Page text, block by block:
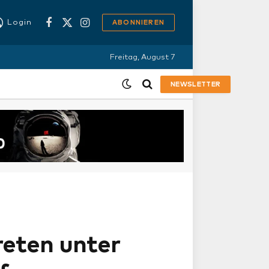
Login
Facebook
X
Instagram
ABONNIEREN
Freitag, August 7
NEWSLETTER
unter